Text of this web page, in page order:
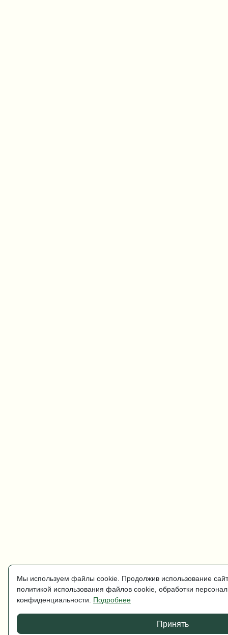
Мы используем файлы cookie. Продолжив использование
политикой использования файлов cookie, обработки
конфиденциальности.
Подробнее
Принять